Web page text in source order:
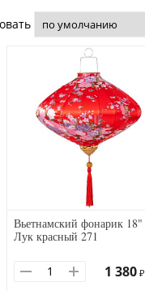
Вьетнамский фонарик 18"
Лук красный 271
1 380 ₽